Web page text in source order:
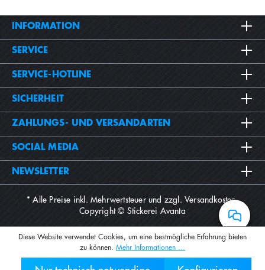
INFORMATION
SERVICE
SERVICE-HOTLINE
SICHERHEIT
ZAHLUNGS- UND VERSANDARTEN
SOCIAL MEDIA
NEWSLETTER
* Alle Preise inkl. Mehrwertsteuer und zzgl.Versandkosten.
Copyright © Stickerei Avanta
Diese Website verwendet Cookies, um eine bestmögliche Erfahrung bieten
zu können. Mehr Informationen ...